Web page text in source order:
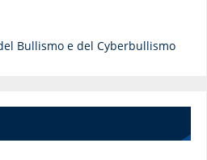
Bullismo e del Cyberbullismo